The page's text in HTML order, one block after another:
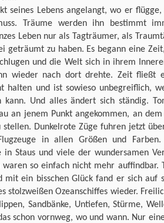
seines Lebens angelangt, wo er
Träume werden ihn bestimmt
Leben nur als Tagträumer, als
geträumt zu haben. Es begann eine
und die Welt sich in ihrem
wieder nach dort drehte. Zeit fließt
halten und ist sowieso unbegreiflich,
kann. Und alles ändert sich ständig.
an jenem Punkt angekommen, an
stellen. Dunkelrote Züge fuhren jetzt
in allen Größen und Farben.
Staus und viele der wundersamen
waren so einfach nicht mehr auffindbar.
mit ein bisschen Glück fand er sich auf
stolzweißen Ozeanschiffes wieder.
Sandbänke, Untiefen, Stürme,
schon vornweg, wo und wann. Nur